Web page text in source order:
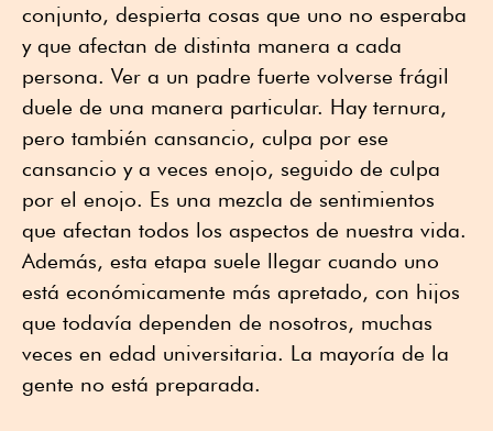
conjunto, despierta cosas que uno no esperaba
y que afectan de distinta manera a cada
persona. Ver a un padre fuerte volverse frágil
duele de una manera particular. Hay ternura,
pero también cansancio, culpa por ese
cansancio y a veces enojo, seguido de culpa
por el enojo. Es una mezcla de sentimientos
que afectan todos los aspectos de nuestra vida.
Además, esta etapa suele llegar cuando uno
está económicamente más apretado, con hijos
que todavía dependen de nosotros, muchas
veces en edad universitaria. La mayoría de la
gente no está preparada.